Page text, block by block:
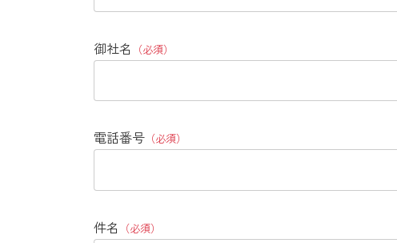
御社名 （必須）
電話番号 （必須）
件名 （必須）